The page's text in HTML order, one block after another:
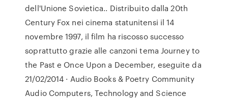
dell'Unione Sovietica.. Distribuito dalla 20th
Century Fox nei cinema statunitensi il 14
novembre 1997, il film ha riscosso successo
soprattutto grazie alle canzoni tema Journey to
the Past e Once Upon a December, eseguite da
21/02/2014 · Audio Books & Poetry Community
Audio Computers, Technology and Science